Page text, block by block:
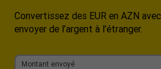
Convertissez des EUR en AZN
envoyer de l’argent à l’étranger.
Montant envoyé